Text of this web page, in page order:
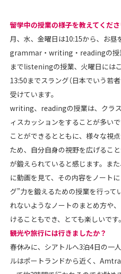
――留学中の授業の様子を教えてくだ
月、水、金曜日は10:15から、お昼
grammar・writing・readingの授
までlisteningの授業、火曜日には
13:50までスラング（日本でいう若
受けています。
writing、readingの授業は、クラ
ィスカッションをすることが多い
ことができるとともに、様々な視
ため、自分自身の視野を広げるこ
が鍛えられていると感じます。ま
に動画を見て、その内容をノート
グ”力を鍛えるための授業を行って
れないようなノートのまとめ方や
けることもでき、とても楽しいです。
――観光や旅行には行きましたか？
春休みに、シアトルへ3泊4日の一
ルはポートランドから近く、